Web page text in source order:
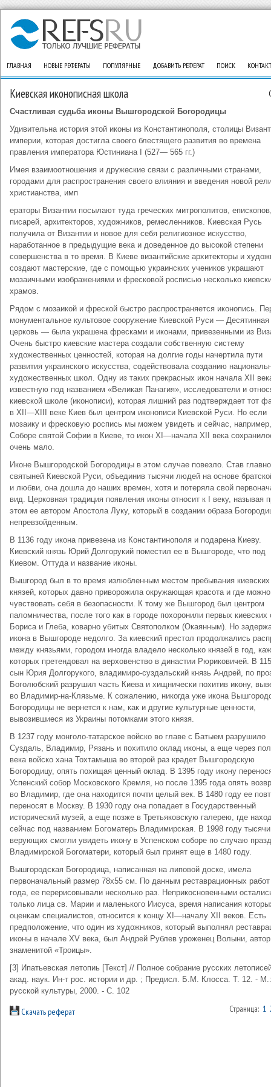
ГЛАВНАЯ НОВЫЕ РЕФЕРАТЫ ПОПУЛЯРНЫЕ ДОБАВИТЬ РЕФЕРАТ ПОИСК
Киевская иконописная школа
Счастливая судьба иконы Вышгородской Богородицы
Удивительна история этой иконы из Константинополя, столицы
империи, которая достигла своего блестящего развития во времена
правления императора Юстиниана I (527— 565 гг.)
Имея взаимоотношения и дружеские связи с различными странами,
городами для распространения своего влияния и введения новой
христианства, имп
ераторы Византии посылают туда греческих митрополитов,
писарей, архитекторов, художников, ремесленников. Киевская Русь
получила от Византии и новое для себя религиозное искусство,
наработанное в предыдущие века и доведенное до высокой степени
совершенства в то время. В Киеве византийские архитекторы и
создают мастерские, где с помощью украинских учеников украшают
мозаичными изображениями и фресковой росписью несколько
храмов.
Рядом с мозаикой и фреской быстро распространяется иконопись.
монументальное культовое сооружение Киевской Руси — Десятинная
церковь — была украшена фресками и иконами, привезенными из
Очень быстро киевские мастера создали собственную систему
художественных ценностей, которая на долгие годы начертила пути
развития украинского искусства, содействовала созданию
художественных школ. Одну из таких прекрасных икон начала ХII
известную под названием «Великая Панагия», исследователи и
киевской школе (иконописи), которая лишний раз подтверждает тот
в ХII—ХIII веке Киев был центром иконописи Киевской Руси. Но если
мозаику и фресковую роспись мы можем увидеть и сейчас,
Соборе святой Софии в Киеве, то икон ХI—начала ХII века
очень мало.
Иконе Вышгородской Богородицы в этом случае повезло. Став
святыней Киевской Руси, объединив тысячи людей на основе
и любви, она дошла до наших времен, хотя и потеряла свой
вид. Церковная традиция появления иконы относит к I веку, называя
этом ее автором Апостола Луку, который в создании образа
непревзойденным.
В 1136 году икона привезена из Константинополя и подарена Киеву.
Киевский князь Юрий Долгорукий поместил ее в Вышгороде, что под
Киевом. Оттуда и название иконы.
Вышгород был в то время излюбленным местом пребывания киевских
князей, которых давно приворожила окружающая красота и где
чувствовать себя в безопасности. К тому же Вышгород был центром
паломничества, после того как в городе похоронили первых киевских
Бориса и Глеба, коварно убитых Святополком (Окаянным). Но
икона в Вышгороде недолго. За киевский престол продолжались
между князьями, городом иногда владело несколько князей в год,
которых претендовал на верховенство в династии Рюриковичей. В
сын Юрия Долгорукого, владимиро-суздальский князь Андрей, по
Боголюбский разрушил часть Киева и хищнически похитив икону,
во Владимир-на-Клязьме. К сожалению, никогда уже икона
Богородицы не вернется к нам, как и другие культурные ценности,
вывозившиеся из Украины потомками этого князя.
В 1237 году монголо-татарское войско во главе с Батыем разрушило
Суздаль, Владимир, Рязань и похитило оклад иконы, а еще через
века войско хана Тохтамыша во второй раз крадет Вышгородскую
Богородицу, опять похищая ценный оклад. В 1395 году икону
Успенский собор Московского Кремля, но после 1395 года опять
во Владимир, где она находится почти целый век. В 1480 году ее
переносят в Москву. В 1930 году она попадает в Государственный
исторический музей, а еще позже в Третьяковскую галерею, где
сейчас под названием Богоматерь Владимирская. В 1998 году тысячи
верующих смогли увидеть икону в Успенском соборе по случаю
Владимирской Богоматери, который был принят еще в 1480 году.
Вышгородская Богородица, написанная на липовой доске, имела
первоначальный размер 78х55 см. По данным реставрационных
года, ее перерисовывали несколько раз. Неприкосновенными
только лица св. Марии и маленького Иисуса, время написания
оценкам специалистов, относится к концу ХI—началу ХII веков. Есть
предположение, что один из художников, который выполнял
иконы в начале XV века, был Андрей Рублев уроженец Волыни, автор
знаменитой «Троицы».
[3] Ипатьевская летопиь [Текст] // Полное собрание русских
акад. наук. Ин-т рос. истории и др. ; Предисл. Б.М. Клосса. Т. 12. -
русской культуры, 2000. - С. 102
Скачать реферат Страница: 1